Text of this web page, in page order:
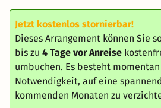
Jetzt kostenlos stornierbar!
Dieses Arrangement können Sie
bis zu 4 Tage vor Anreise
umbuchen. Es besteht
Notwendigkeit, auf eine
kommenden Monaten zu